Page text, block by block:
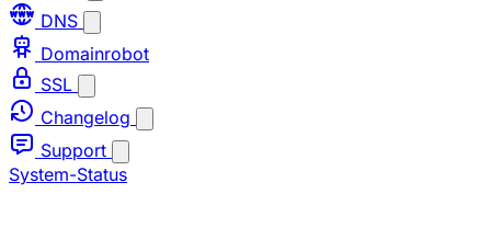
DNS
Domainrobot
SSL
Changelog
Support
System-Status